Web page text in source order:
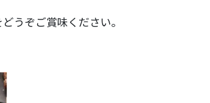
うぞご賞味ください。